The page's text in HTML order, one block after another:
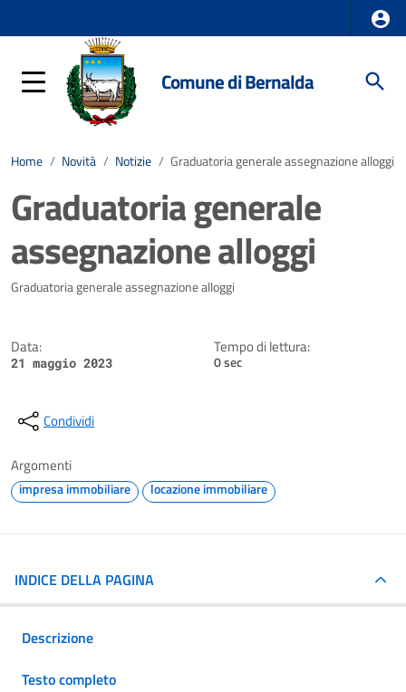
Comune di Bernalda
Home / Novità / Notizie / Graduatoria generale assegnazione alloggi
Graduatoria generale
assegnazione alloggi
Dettagli della notizia
Graduatoria generale assegnazione alloggi
Data:
21 maggio 2023
Tempo di lettura:
0 sec
Condividi
Argomenti
impresa immobiliare locazione immobiliare
INDICE DELLA PAGINA
Descrizione
Testo completo